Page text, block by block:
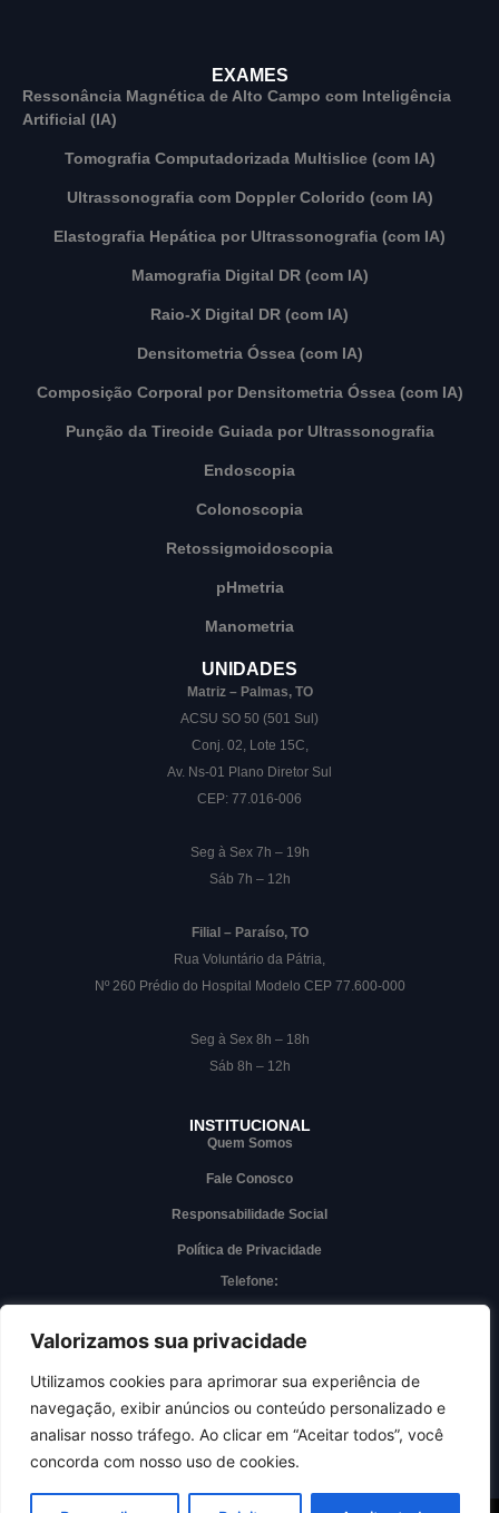
Valorizamos sua privacidade
Utilizamos cookies para aprimorar sua experiência de
navegação, exibir anúncios ou conteúdo personalizado e
analisar nosso tráfego. Ao clicar em “Aceitar todos”, você
concorda com nosso uso de cookies.
EXAMES
Ressonância Magnética de Alto Campo com Inteligência
Artificial (IA)
Tomografia Computadorizada Multislice (com IA)
Ultrassonografia com Doppler Colorido (com IA)
Elastografia Hepática por Ultrassonografia (com IA)
Mamografia Digital DR (com IA)
Raio-X Digital DR (com IA)
Densitometria Óssea (com IA)
Composição Corporal por Densitometria Óssea (com IA)
Punção da Tireoide Guiada por Ultrassonografia
Endoscopia
Colonoscopia
Retossigmoidoscopia
pHmetria
Manometria
UNIDADES
Matriz – Palmas, TO
ACSU SO 50 (501 Sul)
Conj. 02, Lote 15C,
Av. Ns-01 Plano Diretor Sul
CEP: 77.016-006
Seg à Sex 7h – 19h
Sáb 7h – 12h
Filial – Paraíso, TO
Rua Voluntário da Pátria,
Nº 260 Prédio do Hospital Modelo CEP 77.600-000
Seg à Sex 8h – 18h
Sáb 8h – 12h
INSTITUCIONAL
Quem Somos
Fale Conosco
Responsabilidade Social
Política de Privacidade
Telefone:
Whatsapp
Acesso interno